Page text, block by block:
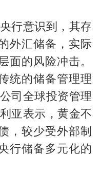
行意识到，其存
外汇储备，实际
面的风险冲击。
统的储备管理理
司全球投资管理
亚表示，黄金不
，较少受外部制
行储备多元化的